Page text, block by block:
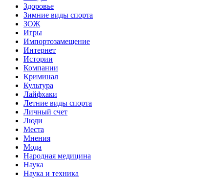
Здоровье
Зимние виды спорта
ЗОЖ
Игры
Импортозамещение
Интернет
Истории
Компании
Криминал
Культура
Лайфхаки
Летние виды спорта
Личный счет
Люди
Места
Мнения
Мода
Народная медицина
Наука
Наука и техника